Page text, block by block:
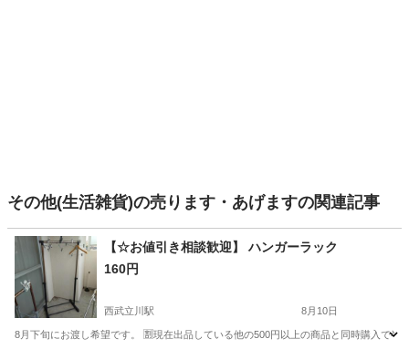
その他(生活雑貨)の売ります・あげますの関連記事
【☆お値引き相談歓迎】 ハンガーラック
160円
西武立川駅 8月10日
8月下旬にお渡し希望です。 🈹現在出品している他の500円以上の商品と同時購入で